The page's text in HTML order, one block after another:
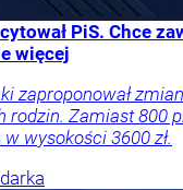
PiS. Chce
więcej
zaproponował
rodzin. Zamiast 800
wysokości 3600 zł.